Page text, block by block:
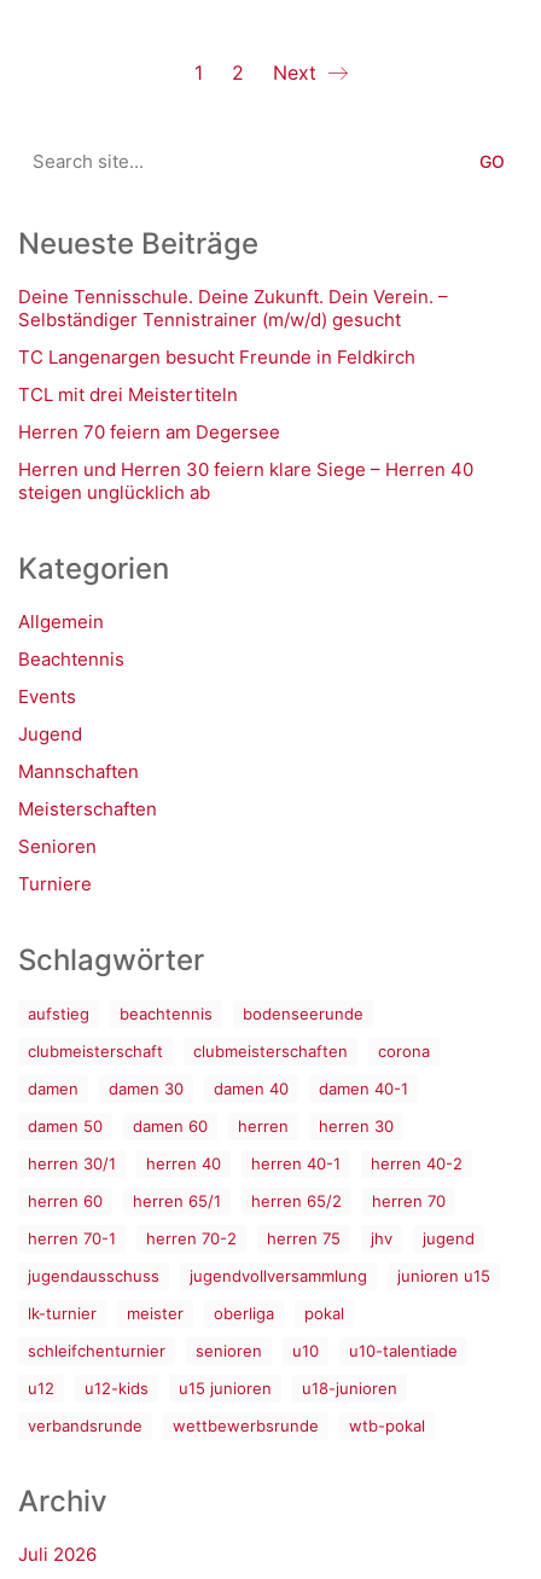
1 2 Next
for:
Neueste Beiträge
Deine Tennisschule. Deine Zukunft. Dein Verein. –
Selbständiger Tennistrainer (m/w/d) gesucht
TC Langenargen besucht Freunde in Feldkirch
TCL mit drei Meistertiteln
Herren 70 feiern am Degersee
Herren und Herren 30 feiern klare Siege – Herren 40
steigen unglücklich ab
Kategorien
Allgemein
Beachtennis
Events
Jugend
Mannschaften
Meisterschaften
Senioren
Turniere
Schlagwörter
aufstieg beachtennis
bodenseerunde
clubmeisterschaft
clubmeisterschaften
corona
damen
damen 30 damen 40
damen 40-1
damen 50
damen 60 herren
herren 30
herren 30/1
herren 40 herren 40-1
herren 40-2
herren 60
herren 65/1 herren 65/2
herren 70
herren 70-1
herren 70-2 herren 75 jhv
jugend
jugendausschuss
jugendvollversammlung
junioren u15
lk-turnier
meister oberliga
pokal
schleifchenturnier
senioren u10
u10-talentiade
u12
u12-kids u15 junioren
u18-junioren
verbandsrunde
wettbewerbsrunde wtb-pokal
Archiv
Juli 2026